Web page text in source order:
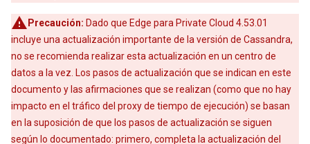
Precaución: Dado que Edge para Private Cloud 4.53.01
incluye una actualización importante de la versión de Cassandra,
no se recomienda realizar esta actualización en un centro de
datos a la vez. Los pasos de actualización que se indican en este
documento y las afirmaciones que se realizan (como que no hay
impacto en el tráfico del proxy de tiempo de ejecución) se basan
en la suposición de que los pasos de actualización se siguen
según lo documentado: primero, completa la actualización del